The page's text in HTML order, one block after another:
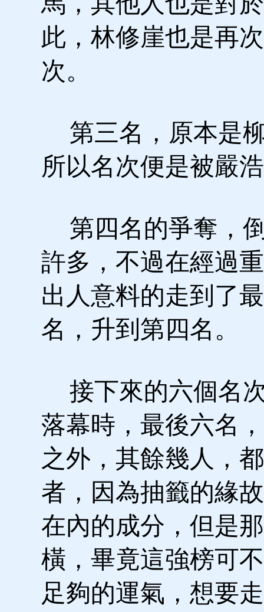
此，林修崖也是再
次。
第三名，原本是
所以名次便是被嚴
第四名的爭奪，
許多，不過在經過
出人意料的走到了
名，升到第四名。
接下來的六個名
落幕時，最後六名
之外，其餘幾人，
者，因為抽籤的緣
在內的成分，但是
橫，畢竟這強榜可
足夠的運氣，想要